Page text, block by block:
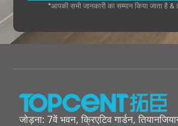
*आपकी सभी जानकारी का सम्मान किया जाता है &
जोड़ना: 7वें भवन, क्रिएटिव गार्डन,